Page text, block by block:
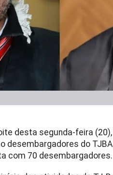
desta segunda-feira
desembargadores do
com 70 desembargadores.